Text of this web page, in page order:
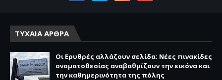
ΤΥΧΑΙΑ ΑΡΘΡΑ
Οι Ερυθρές αλλάζουν σελίδα: Νέες πινακίδες
ονοματοθεσίας αναβαθμίζουν την εικόνα και
την καθημερινότητα της πόλης